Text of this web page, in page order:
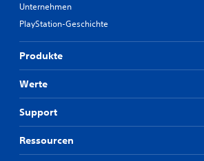
Unternehmen
PlayStation-Geschichte
Produkte
Werte
Support
Ressourcen